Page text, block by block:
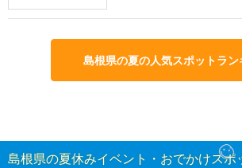
島根県の夏の人気スポットラン
島根県の夏休みイベント・おでかけスポ